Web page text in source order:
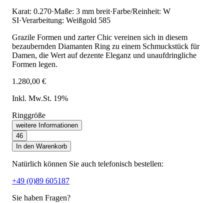
Karat: 0.270·Maße: 3 mm breit·Farbe/Reinheit: W
SI·Verarbeitung: Weißgold 585
Grazile Formen und zarter Chic vereinen sich in diesem
bezaubernden Diamanten Ring zu einem Schmuckstück für
Damen, die Wert auf dezente Eleganz und unaufdringliche
Formen legen.
1.280,00 €
Inkl. Mw.St. 19%
Ringgröße
weitere Informationen
46
In den Warenkorb
Natürlich können Sie auch telefonisch bestellen:
+49 (0)89 605187
Sie haben Fragen?